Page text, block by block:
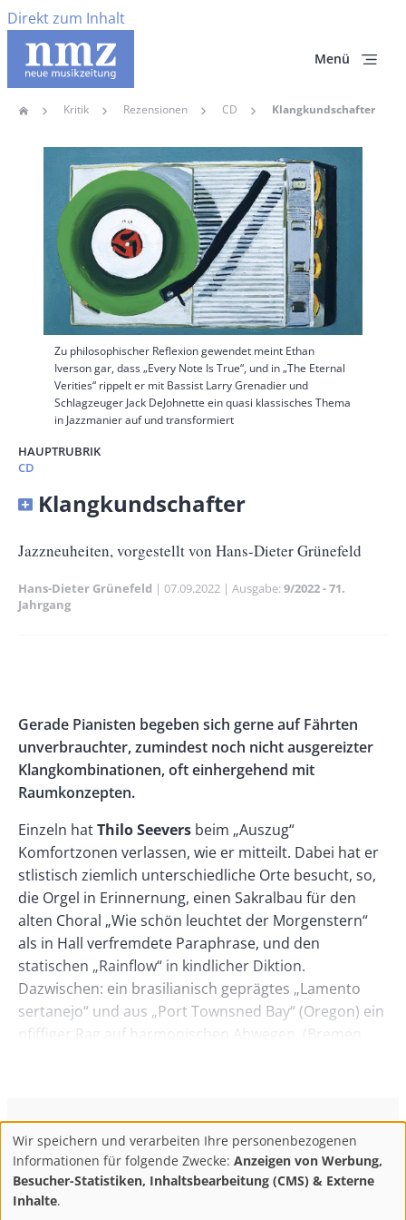
Direkt zum Inhalt
Menü
Home Kritik Rezensionen CD Klangkundschafter
Zu philosophischer Reflexion gewendet meint Ethan
Iverson gar, dass „Every Note Is True“, und in „The Eternal
Verities“ rippelt er mit Bassist Larry Grenadier und
Schlagzeuger Jack DeJohnette ein quasi klassisches Thema
in Jazzmanier auf und transformiert
HAUPTRUBRIK
CD
Banner
Size
Klangkundschafter
Untertitel
Jazzneuheiten, vorgestellt von Hans-Dieter Grünefeld
Hans-Dieter Grünefeld Publikationsdatum
07.09.2022 Ausgabe 9/2022 - 71.
Jahrgang
Rectangle
Right
Body
Gerade Pianisten begeben sich gerne auf Fährten
unverbrauchter, zumindest noch nicht ausgereizter
Klangkombinationen, oft einhergehend mit
Raumkonzepten.
Einzeln hatThilo Seevers beim „Auszug“
Komfortzonen verlassen, wie er mitteilt. Dabei hat er
stlistisch ziemlich unterschiedliche Orte besucht, so,
die Orgel in Erinnernung, einen Sakralbau für den
alten Choral „Wie schön leuchtet der Morgenstern“
als in Hall verfremdete Paraphrase, und den
statischen „Rainflow“ in kindlicher Diktion.
Dazwischen: ein brasilianisch geprägtes „Lamento
sertanejo“ und aus „Port Townsned Bay“ (Oregon) ein
pfiffiger Rag auf harmonischen Abwegen. (Bremen
Duo-PartnerinMarialy Pachecomit ihren „Manos“,
nämlich durch sich überlagernde Gesten „Angustiado
4 Hands“ als virtuoses Vexierspiel. Beide befinden sich
da manchmal „El Bola“ auf einer tour de force mit
krachender perkussiver Energie, manchmal bei
Footer
ConBrio Kulturmedienhaus AGB
Datenschutz
Impressum
Info & Kontakt
Abo kündigen / Widerruf der Bestellung
Use
of
personal
Wir speichern und verarbeiten Ihre personenbezogenen
Informationen für folgende Zwecke: Anzeigen von Werbung,
Besucher-Statistiken, Inhaltsbearbeitung (CMS) & Externe
Inhalte.